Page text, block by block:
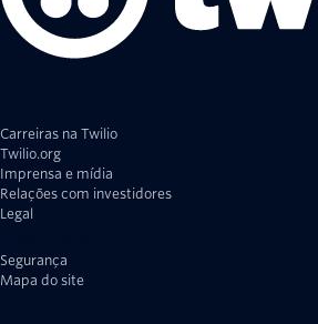
Carreiras na Twilio
Twilio.org
Imprensa e mídia
Relações com investidores
Legal
Segurança
Mapa do site